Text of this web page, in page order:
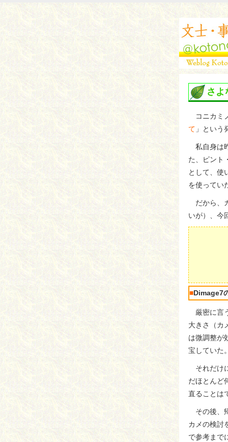
さよ
コニカミ
て 」という
私自身は
た、ピント
として、使
を使ってい
だから、
いが）、今
■Dimage7
厳密に言
大きさ（カ
は微調整が
宝していた
それだけ
だほとんど
直ることは
その後、
カメの検討
で参考まで